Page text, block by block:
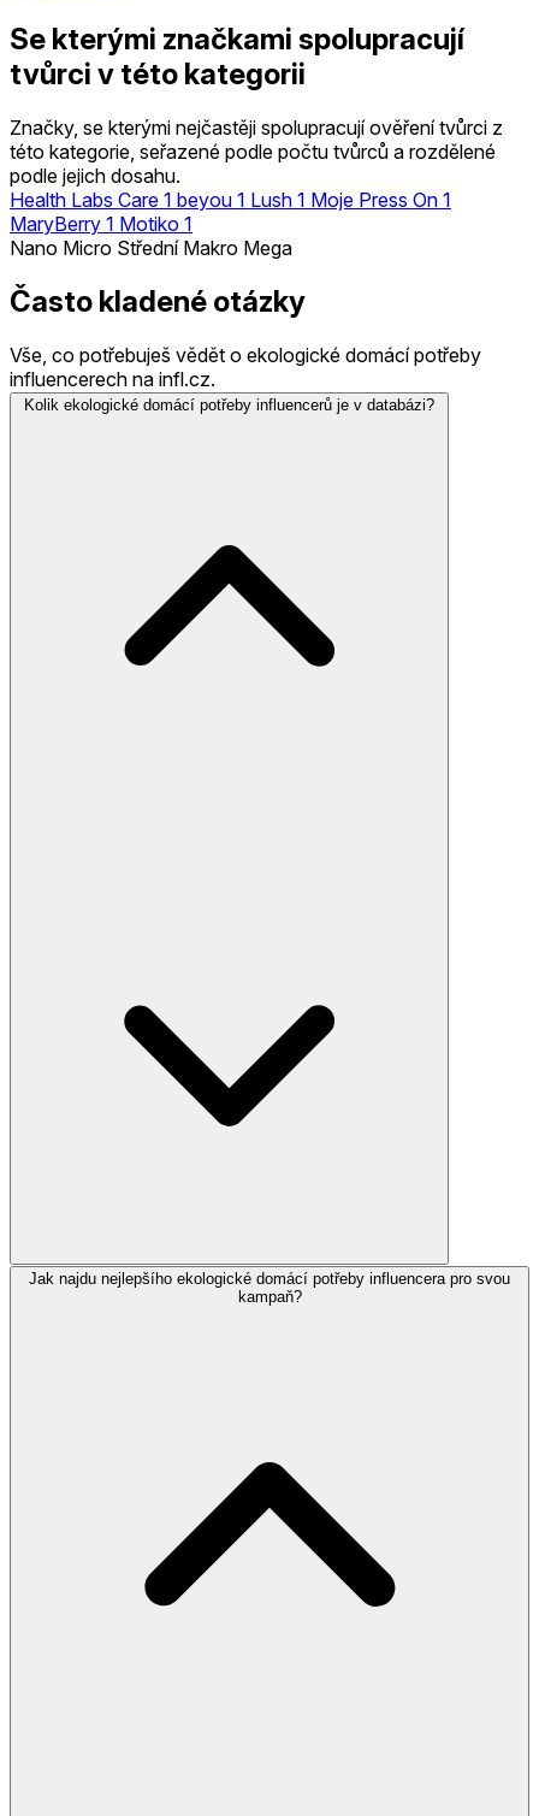
Se kterými značkami spolupracují
tvůrci v této kategorii
Značky, se kterými nejčastěji spolupracují ověření tvůrci z
této kategorie, seřazené podle počtu tvůrců a rozdělené
podle jejich dosahu.
Health Labs Care 1 beyou 1 Lush 1 Moje Press On 1
MaryBerry 1 Motiko 1
Nano Micro Střední Makro Mega
Často kladené otázky
Vše, co potřebuješ vědět o ekologické domácí potřeby
influencerech na infl.cz.
Kolik ekologické domácí potřeby influencerů je v databázi?
Jak najdu nejlepšího ekologické domácí potřeby influencera pro svou
kampaň?